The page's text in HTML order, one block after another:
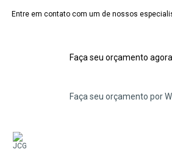
Entre em contato com um de nossos
Faça seu orçamento
Faça seu orçamento por